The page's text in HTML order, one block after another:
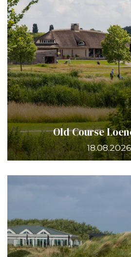
Old Course
18.08.2026